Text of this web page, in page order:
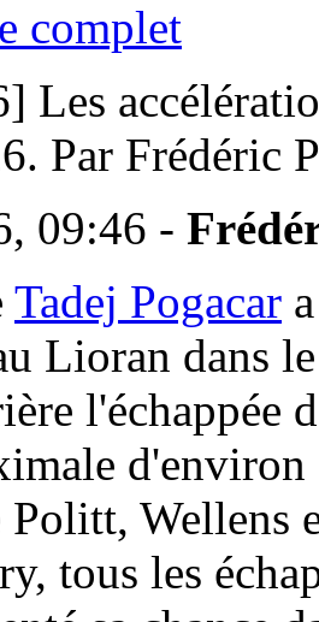
complet
Par Frédéric
09:46 -
Tadej Pogacar
Lioran dans
l'échappée
Politt, Wellens
tous les